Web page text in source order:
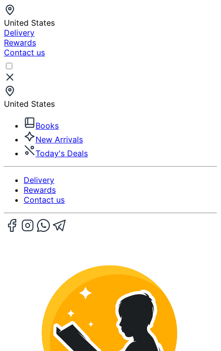
United States
Delivery
Rewards
Contact us
United States
Books
New Arrivals
Today's Deals
Delivery
Rewards
Contact us